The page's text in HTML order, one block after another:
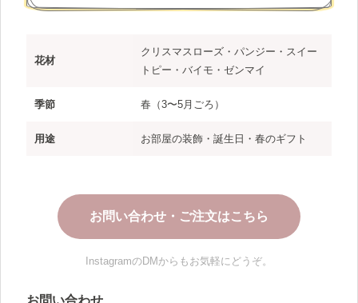
花材
クリスマスローズ・パンジー・スイー
トピー・バイモ・ゼンマイ
季節 春（3〜5月ごろ）
用途 お部屋の装飾・誕生日・春のギフト
お問い合わせ・ご注文はこちら
InstagramのDMからもお気軽にどうぞ。
お問い合わせ